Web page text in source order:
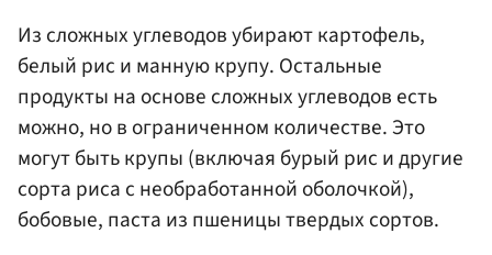
Из сложных углеводов убирают картофель,
белый рис и манную крупу. Остальные
продукты на основе сложных углеводов есть
можно, но в ограниченном количестве. Это
могут быть крупы (включая бурый рис и другие
сорта риса с необработанной оболочкой),
бобовые, паста из пшеницы твердых сортов.